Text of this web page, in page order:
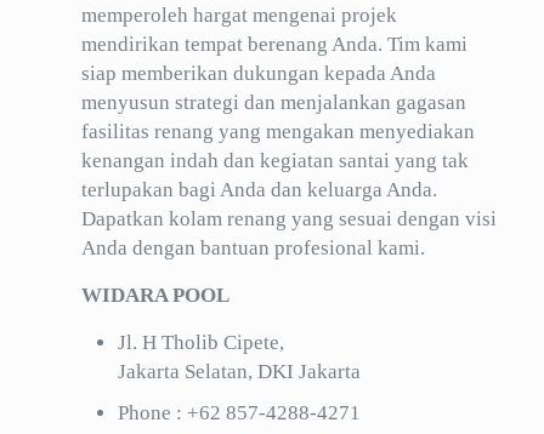
memperoleh hargat mengenai projek
mendirikan tempat berenang Anda. Tim kami
siap memberikan dukungan kepada Anda
menyusun strategi dan menjalankan gagasan
fasilitas renang yang mengakan menyediakan
kenangan indah dan kegiatan santai yang tak
terlupakan bagi Anda dan keluarga Anda.
Dapatkan kolam renang yang sesuai dengan visi
Anda dengan bantuan profesional kami.
WIDARA POOL
Jl. H Tholib Cipete,
Jakarta Selatan, DKI Jakarta
Phone : +62 857-4288-4271